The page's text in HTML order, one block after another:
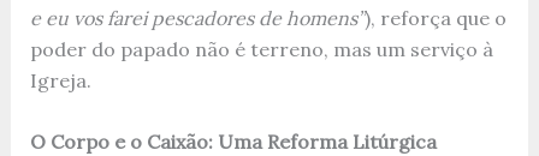
e eu vos farei pescadores de homens”), reforça que o
poder do papado não é terreno, mas um serviço à
Igreja.
O Corpo e o Caixão: Uma Reforma Litúrgica